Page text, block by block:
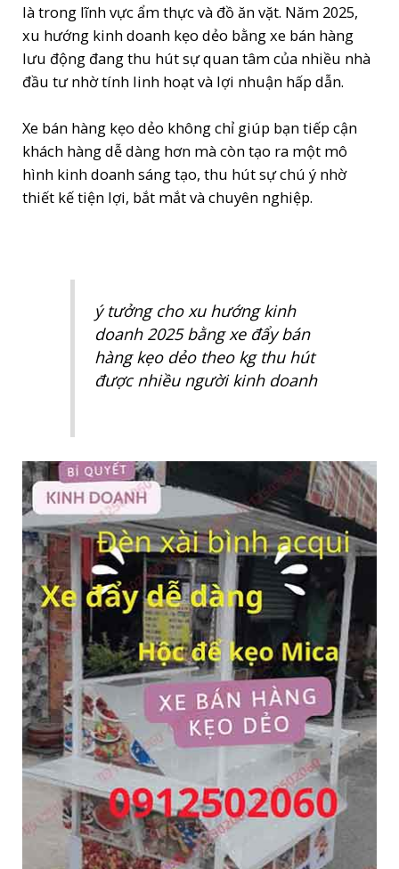
là trong lĩnh vực ẩm thực và đồ ăn vặt. Năm 2025,
xu hướng kinh doanh kẹo dẻo bằng xe bán hàng
lưu động đang thu hút sự quan tâm của nhiều nhà
đầu tư nhờ tính linh hoạt và lợi nhuận hấp dẫn.
Xe bán hàng kẹo dẻo không chỉ giúp bạn tiếp cận
khách hàng dễ dàng hơn mà còn tạo ra một mô
hình kinh doanh sáng tạo, thu hút sự chú ý nhờ
thiết kế tiện lợi, bắt mắt và chuyên nghiệp.
ý tưởng cho xu hướng kinh
doanh 2025 bằng xe đẩy bán
hàng kẹo dẻo theo kg thu hút
được nhiều người kinh doanh